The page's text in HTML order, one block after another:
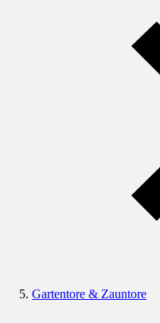
Gartentore & Zauntore